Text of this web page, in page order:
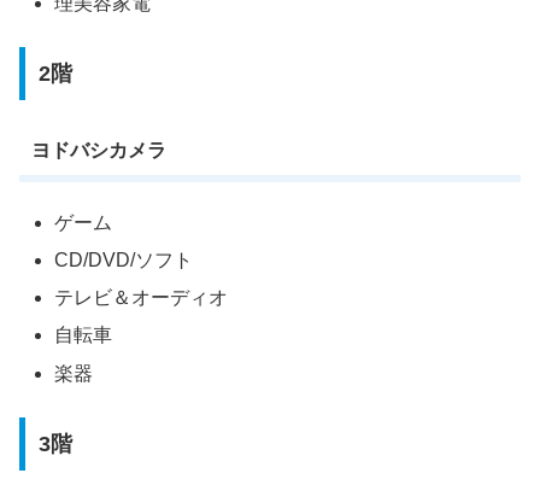
2階
ヨドバシカメラ
ゲーム
CD/DVD/ソフト
テレビ＆オーディオ
自転車
楽器
3階